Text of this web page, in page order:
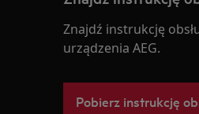
Znajdź instrukcję
urządzenia AEG.
Pobierz instrukcję